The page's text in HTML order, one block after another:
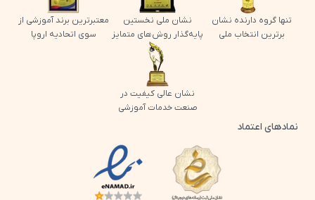
تنها گروه دارنده نشان
برترین انتخاب ملی
نشان ملی نخستین
پایه‌گذار روش‌های متمایز
معتبرترین برند آموزشی از
سوی اتحادیه اروپا
نشان عالی کیفیت در
صنعت خدمات آموزشی
نمادهای اعتماد
لوگو اینماد پرش